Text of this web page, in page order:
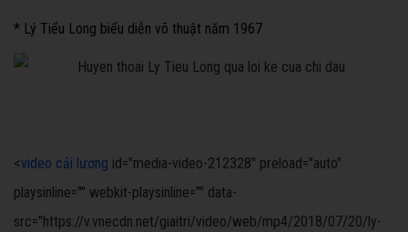
* Lý Tiểu Long biểu diễn võ thuật năm 1967
<video cải lương id="media-video-212328" preload="auto"
playsinline="" webkit-playsinline="" data-
src="https://v.vnecdn.net/giaitri/video/web/mp4/2018/07/20/ly-